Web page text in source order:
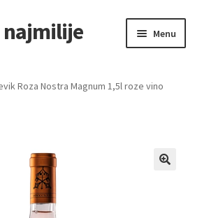
najmilije Menu
Roza Nostra Magnum 1,5l roze vino